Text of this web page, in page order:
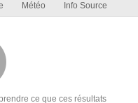
Météo Info Source
ce que ces résultats